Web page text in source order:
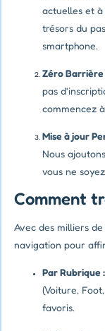
actuelles et
trésors du
smartphone.
Zéro Barrière
pas
commencez
Mise à jour
Nous
vous ne
Comment
Avec des milliers
navigation pour
Par Rubrique :
(Voiture,
favoris.